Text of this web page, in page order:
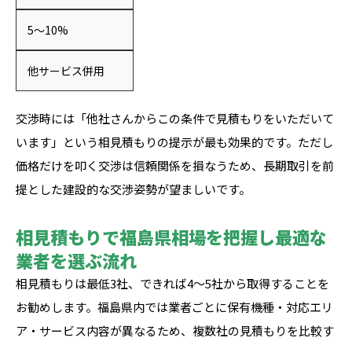
5〜10%
他サービス併用
交渉時には「他社さんからこの条件で見積もりをいただいて
います」という相見積もりの提示が最も効果的です。ただし
価格だけを叩く交渉は信頼関係を損なうため、長期取引を前
提とした建設的な交渉姿勢が望ましいです。
相見積もりで福島県相場を把握し最適な
業者を選ぶ流れ
相見積もりは最低3社、できれば4〜5社から取得することを
お勧めします。福島県内では業者ごとに保有機種・対応エリ
ア・サービス内容が異なるため、複数社の見積もりを比較す